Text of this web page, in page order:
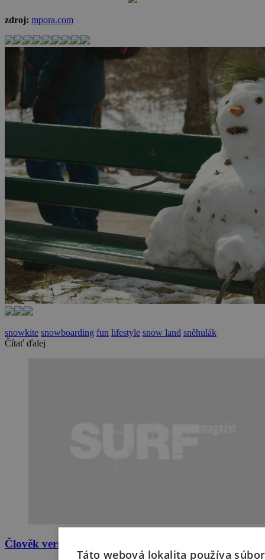
zdroj: mpora.com
snowkite snowboarding fun lifestyle snow land sněhulák
Čítať ďalej
Člověk versus Žralok
Táto webová lokalita používa